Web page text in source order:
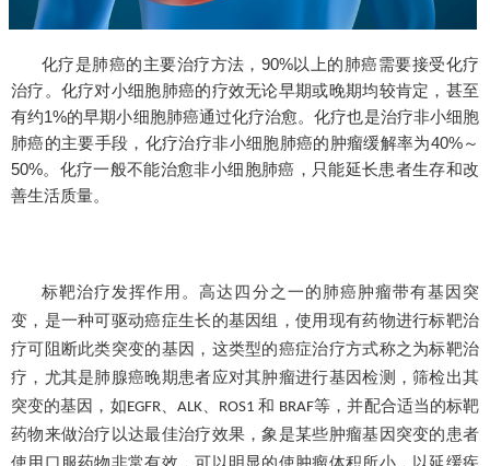
化疗是肺癌的主要治疗方法， 90%以上的肺癌需要接受化疗
治疗。化疗对小细胞肺癌的疗效无论早期或晚期均较肯定，甚至
有约1%的早期小细胞肺癌通过化疗治愈。化疗也是治疗非小细胞
肺癌的主要手段，化疗治疗非小细胞肺癌的肿瘤缓解率为40%～
50%。化疗一般不能治愈非小细胞肺癌，只能延长患者生存和改
善生活质量。
标靶治疗发挥作用。高达四分之一的肺癌肿瘤带有基因突
变，是一种可驱动癌症生长的基因组，使用现有药物进行标靶治
疗可阻断此类突变的基因，这类型的癌症治疗方式称之为标靶治
疗，尤其是肺腺癌晚期患者应对其肿瘤进行基因检测，筛检出其
突变的基因，如EGFR ALK、 ROS1和 BRAF等，并配合适当的标靶
药物来做治疗以达最佳治疗效果，象是某些肿瘤基因突变的患者
使用口服药物非常有效，可以明显的使肿瘤体积所小，以延缓疾